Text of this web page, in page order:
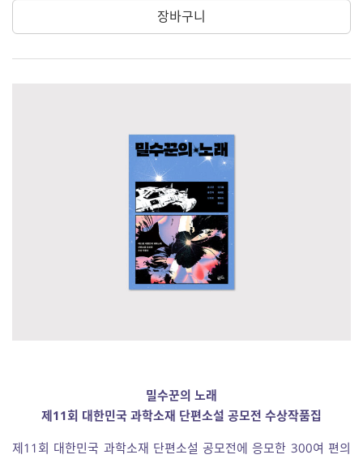
장바구니
밀수꾼의 노래
제11회 대한민국 과학소재 단편소설 공모전 수상작품집
제11회 대한민국 과학소재 단편소설 공모전에 응모한 300여 편의